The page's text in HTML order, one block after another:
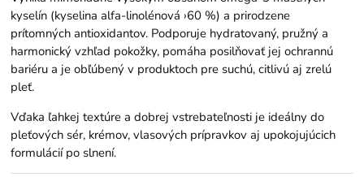
kyselín (kyselina alfa-linolénová ›60 %) a prirodzene
prítomných antioxidantov. Podporuje hydratovaný, pružný a
harmonický vzhľad pokožky, pomáha posilňovať jej ochrannú
bariéru a je obľúbený v produktoch pre suchú, citlivú aj zrelú
pleť.
Vďaka ľahkej textúre a dobrej vstrebateľnosti je ideálny do
pleťových sér, krémov, vlasových prípravkov aj upokojujúcich
formulácií po slnení.